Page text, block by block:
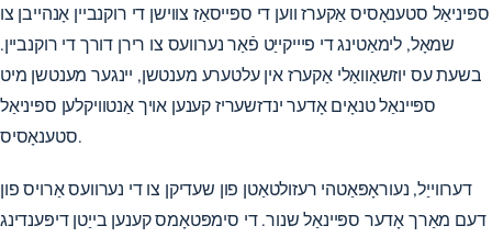
ספּיניאַל סטענאָסיס אַקערז ווען די ספּייסאַז צווישן די רוקנביין אָנהייבן צו
שמאָל, לימאַטינג די פיייקייַט פֿאַר נערוועס צו רירן דורך די רוקנביין.
בשעת עס יוזשאַוואַלי אַקערז אין עלטערע מענטשן, יינגער מענטשן מיט
ספּיינאַל טנאָים אָדער ינדזשעריז קענען אויך אַנטוויקלען ספּיניאַל
סטענאָסיס.
דערווייַל, נעוראָפּאַטהי רעזולטאַטן פון שעדיקן צו די נערוועס אַרויס פון
דעם מאַרך אָדער ספּיינאַל שנור. די סימפּטאָמס קענען בייַטן דיפּענדינג